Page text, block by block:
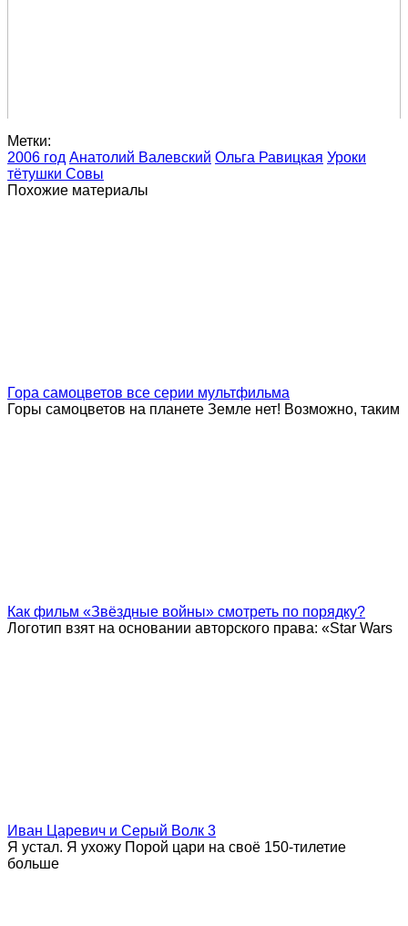
Метки:
2006 год Анатолий Валевский Ольга Равицкая Уроки
тётушки Совы
Похожие материалы
Гора самоцветов все серии мультфильма
Горы самоцветов на планете Земле нет! Возможно, таким
Как фильм «Звёздные войны» смотреть по порядку?
Логотип взят на основании авторского права: «Star Wars
Иван Царевич и Серый Волк 3
Я устал. Я ухожу Порой цари на своё 150-тилетие
больше